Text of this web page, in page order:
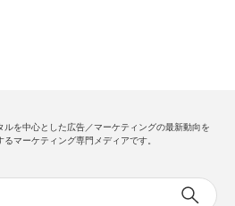
ルを中心とした広告／マーケティングの最新動向を
るマーケティング専門メディアです。